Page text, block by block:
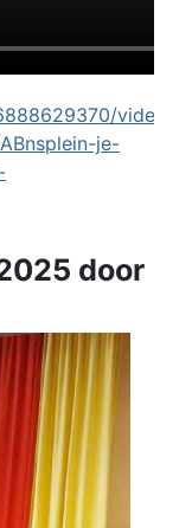
videos/
je-
door